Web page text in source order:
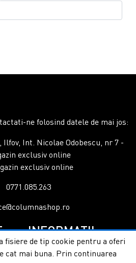
ne folosind datele de mai jos:
Ilfov, Int. Nicolae Odobescu, nr 7 -
exclusiv online
exclusiv online
0771.085.263
INFORMATII
Garantie si service
fisiere de tip cookie pentru a oferi
cat mai buna. Prin continuarea